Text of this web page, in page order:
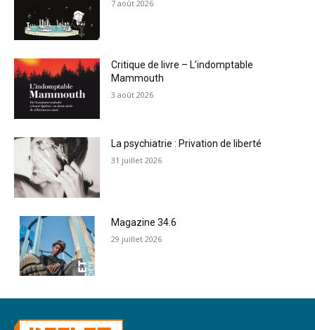
7 août 2026
Critique de livre – L’indomptable
Mammouth
3 août 2026
La psychiatrie : Privation de liberté
31 juillet 2026
Magazine 34.6
29 juillet 2026